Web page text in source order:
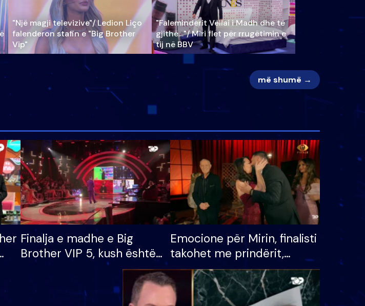
"Një magji televizive"/ Ledion Liço
falenderon stafin e "Big Brother
Vip"
"Faleminderit Vëllai i Madh dhe të
gjithë…"/ Miri flet për rrugëtimin e
tij në BBV
më shumë →
Finalja e madhe e Big
Brother VIP 5, kush është
banori i parë që lë shtëpinë
dhe humb mundësinë për
të fituar çmimin e madh
Emocione për Mirin, finalisti
takohet me prindërit,
vajzën dhe bashkëshorten:
S’kemi ndonjë letër divorci
apo jo?